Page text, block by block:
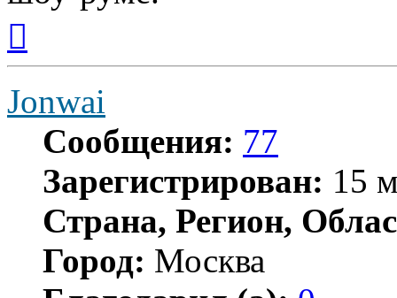
началу
Jonwai
Сообщения: 77
Зарегистрирован: 15
Страна, Регион,
Город: Москва